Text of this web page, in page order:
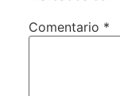
Comentario *